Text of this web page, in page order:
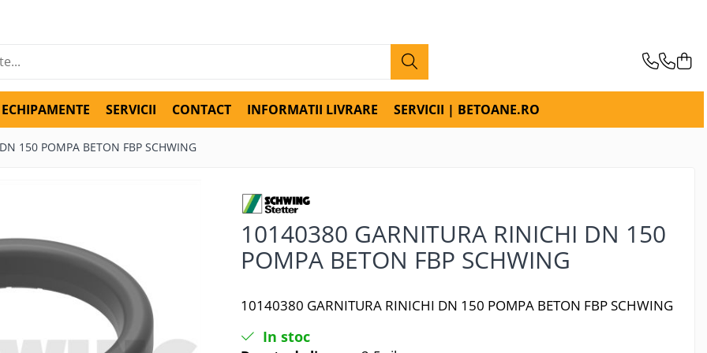
ECHIPAMENTE SERVICII CONTACT INFORMATII LIVRARE SERVICII | BETOANE.RO
150 POMPA BETON FBP SCHWING
10140380 GARNITURA RINICHI DN 150
POMPA BETON FBP SCHWING
10140380 GARNITURA RINICHI DN 150 POMPA BETON FBP SCHWING
In stoc